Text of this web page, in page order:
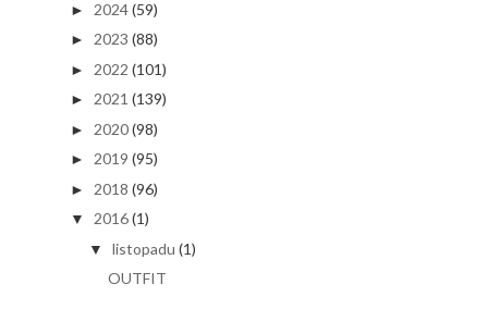
► 2024(59)
► 2023 (88)
► 2022 (101)
► 2021 (139)
► 2020(98)
► 2019 (95)
► 2018 (96)
▼ 2016(1)
▼ listopadu (1)
OUTFIT